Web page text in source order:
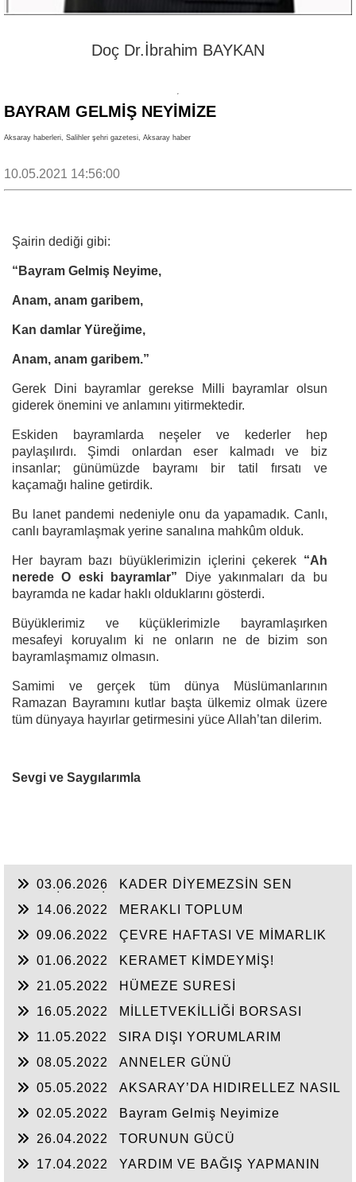
Doç Dr.İbrahim BAYKAN
BAYRAM GELMIŞ NEYIMIZE
Aksaray haberleri, Salihler şehri gazetesi, Aksaray haber
10.05.2021 14:56:00
Şairin dediği gibi:
“Bayram Gelmiş Neyime,
Anam, anam garibem,
Kan damlar Yüreğime,
Anam, anam garibem.”
Gerek Dini bayramlar gerekse Milli bayramlar olsun
giderek önemini ve anlamını yitirmektedir.
Eskiden bayramlarda neşeler ve kederler hep
paylaşılırdı. Şimdi onlardan eser kalmadı ve biz
insanlar; günümüzde bayramı bir tatil fırsatı ve
kaçamağı haline getirdik.
Bu lanet pandemi nedeniyle onu da yapamadık. Canlı,
canlı bayramlaşmak yerine sanalına mahkûm olduk.
Her bayram bazı büyüklerimizin içlerini çekerek “Ah
nerede O eski bayramlar” Diye yakınmaları da bu
bayramda ne kadar haklı olduklarını gösterdi.
Büyüklerimiz ve küçüklerimizle bayramlaşırken
mesafeyi koruyalım ki ne onların ne de bizim son
bayramlaşmamız olmasın.
Samimi ve gerçek tüm dünya Müslümanlarının
Ramazan Bayramını kutlar başta ülkemiz olmak üzere
tüm dünyaya hayırlar getirmesini yüce Allah’tan dilerim.
Sevgi ve Saygılarımla
03.06.2026
KADER DİYEMEZSİN SEN
14.06.2022
MERAKLI TOPLUM
09.06.2022
ÇEVRE HAFTASI VE MİMARLIK
01.06.2022
KERAMET KİMDEYMİŞ!
21.05.2022
HÜMEZE SURESİ
16.05.2022
MİLLETVEKİLLİĞİ BORSASI
11.05.2022
SIRA DIŞI YORUMLARIM
08.05.2022
ANNELER GÜNÜ
05.05.2022
AKSARAY’DA HIDIRELLEZ NASIL
02.05.2022
Bayram Gelmiş Neyimize
26.04.2022
TORUNUN GÜCÜ
17.04.2022
YARDIM VE BAĞIŞ YAPMANIN